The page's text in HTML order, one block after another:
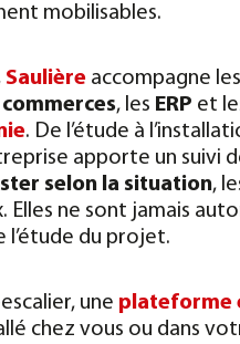
mobilisables.
Saulière accompagne les
commerces, les ERP et
. De l’étude à
apporte un suivi
selon la situation,
ne sont jamais
l’étude du projet.
une plateforme
chez vous ou dans